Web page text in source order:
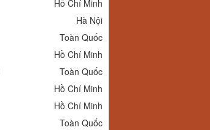
Hồ Chí Minh
Hà Nội
Toàn Quốc
Hồ Chí Minh
Toàn Quốc
Hồ Chí Minh
Hồ Chí Minh
Toàn Quốc